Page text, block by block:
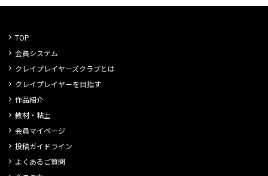
TOP
会員システム
クレイプレイヤーズクラブとは
クレイプレイヤーを目指す
作品紹介
教材・粘土
会員マイページ
投稿ガイドライン
よくあるご質問